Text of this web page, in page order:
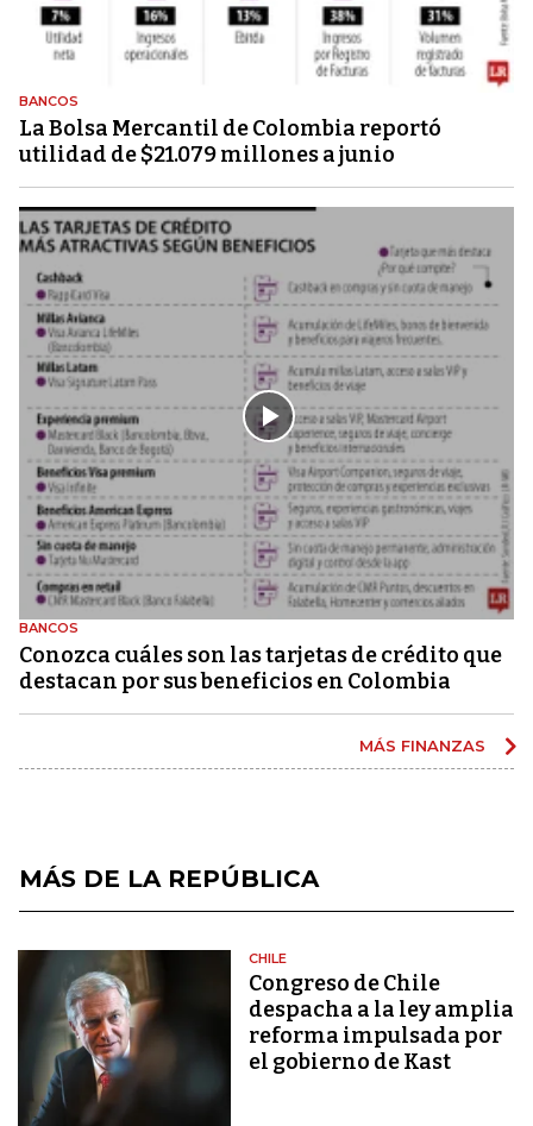
BANCOS
La Bolsa Mercantil de Colombia reportó
utilidad de $21.079 millones a junio
BANCOS
Conozca cuáles son las tarjetas de crédito que
destacan por sus beneficios en Colombia
MÁS FINANZAS
MÁS DE LA REPÚBLICA
CHILE
Congreso de Chile
despacha a la ley amplia
reforma impulsada por
el gobierno de Kast